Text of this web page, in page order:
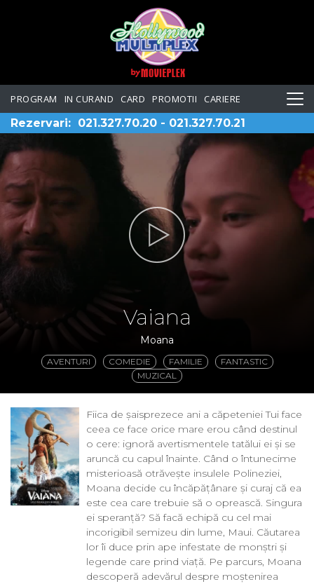
PROGRAM IN CURAND CARD PROMOTII CARIERE
Rezervari: 021.327.70.20 - 021.327.70.21
Vaiana
Moana
AVENTURI COMEDIE FAMILIE
FANTASTIC
MUZICAL
Fiica de șaisprezece ani a căpeteniei Tui face
ceea ce face orice mare erou când destinul
o cere: ignoră avertismentele tatălui ei și se
aruncă cu capul înainte. Când o întunecime
misterioasă otrăvește insulele Polineziei,
Moana decide cu încăpățânare și curaj că ea
este cea care trebuie să o oprească. Singura
ei speranță? Să facă echipă cu cel mai
incorigibil semizeu din lume, Maui. Căutarea
lor îi duce prin ape infestate de monștri și
legende care prind viață. Pe parcurs, Moana
descoperă adevărul despre moștenirea